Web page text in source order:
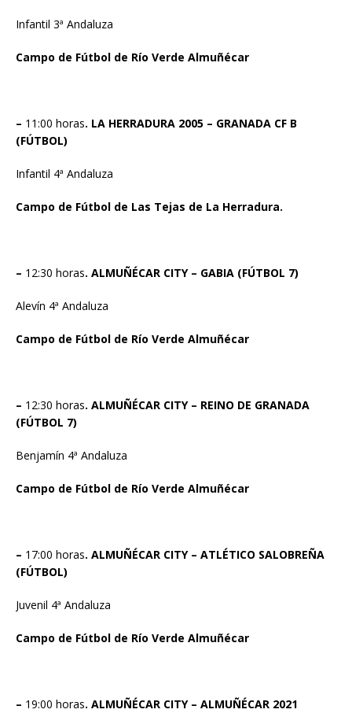
Infantil 3ª Andaluza
Campo de Fútbol de Río Verde Almuñécar
– 11:00 horas. LA HERRADURA 2005 – GRANADA CF B
(FÚTBOL)
Infantil 4ª Andaluza
Campo de Fútbol de Las Tejas de La Herradura.
– 12:30 horas. ALMUÑÉCAR CITY – GABIA (FÚTBOL 7)
Alevín 4ª Andaluza
Campo de Fútbol de Río Verde Almuñécar
– 12:30 horas. ALMUÑÉCAR CITY – REINO DE GRANADA
(FÚTBOL 7)
Benjamín 4ª Andaluza
Campo de Fútbol de Río Verde Almuñécar
– 17:00 horas. ALMUÑÉCAR CITY – ATLÉTICO SALOBREÑA
(FÚTBOL)
Juvenil 4ª Andaluza
Campo de Fútbol de Río Verde Almuñécar
– 19:00 horas. ALMUÑÉCAR CITY – ALMUÑÉCAR 2021